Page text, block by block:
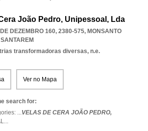
João Pedro, Unipessoal, Lda
DEZEMBRO 160, 2380-575, MONSANTO
SANTAREM
transformadoras diversas, n.e.
Ver no Mapa
search for:
...VELAS DE CERA JOÃO PEDRO,
...